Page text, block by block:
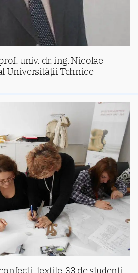
univ. dr. ing. Nicolae
Universității Tehnice
textile, 33 de studenți